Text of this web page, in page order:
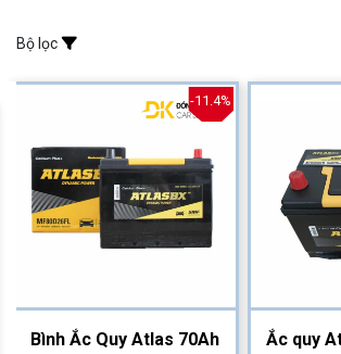
Bộ lọc
-11.4%
Bình Ắc Quy Atlas 70Ah
Ắc quy